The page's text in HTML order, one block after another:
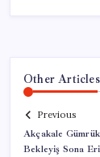
Other Articles
Previous
Akçakale Gümrük
Bekleyiş Sona